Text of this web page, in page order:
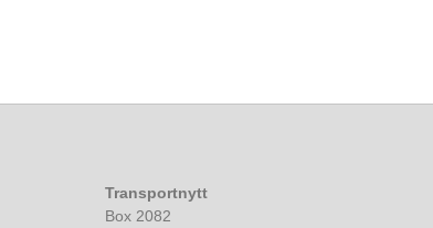
Transportnytt
Box 2082